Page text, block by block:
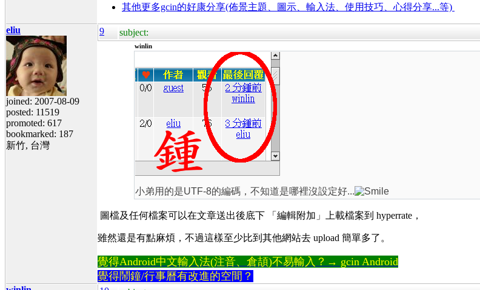
其他更多gcin的好康分享(佈景主題、圖示、輸入法、使用技巧、心得分享...等)
eliu
joined: 2007-08-09
posted: 11519
promoted: 617
bookmarked: 187
新竹, 台灣
9 subject:
winlin
小弟用的是UTF-8的編碼，不知道是哪裡沒設定好...
圖檔及任何檔案可以在文章送出後底下 「編輯附加」上載檔案到 hyperrate，
雖然還是有點麻煩，不過這樣至少比到其他網站去 upload 簡單多了。
覺得Android中文輸入法(注音、倉頡)不易輸入？→ gcin Android
覺得鬧鐘/行事曆有改進的空間？